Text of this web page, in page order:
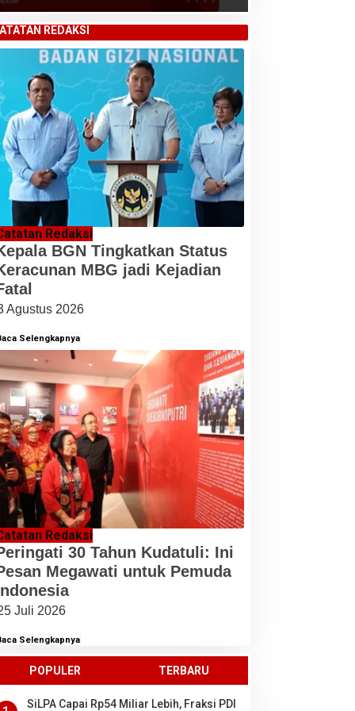
REDAKSI
Redaksi
BGN Tingkatkan Status
MBG jadi Kejadian
Agustus 2026
Selengkapnya
Redaksi
30 Tahun Kudatuli: Ini
Megawati untuk Pemuda
Juli 2026
Selengkapnya
POPULER TERBARU
SiLPA Capai Rp54 Miliar Lebih, Fraksi PDI